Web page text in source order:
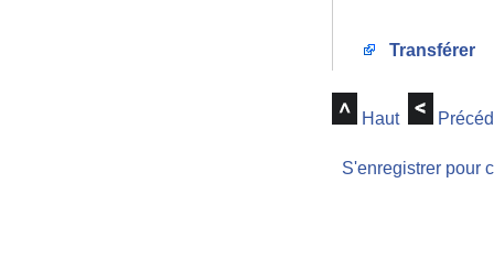
Transférer
Haut
S'enregistrer pour